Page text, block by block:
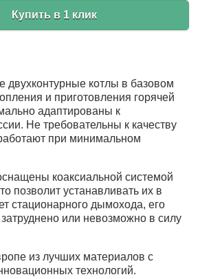
Купить в 1 клик
двухконтурные котлы в базовом
и приготовления горячей
адаптированы к
Не требовательны к качеству
при минимальном
коаксиальной системой
позволит устанавливать их в
стационарного дымохода, его
или невозможно в силу
из лучших материалов с
технологий.